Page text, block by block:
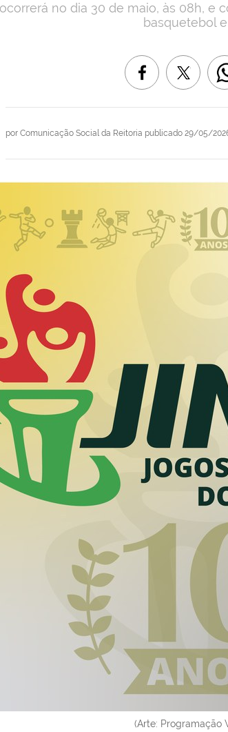
por Comunicação Social da Reitoria publicado29/05/
no dia 30 de maio, às 08h, e
basquetebol
(Arte: Programação